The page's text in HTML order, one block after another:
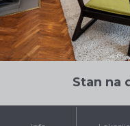
Stan na